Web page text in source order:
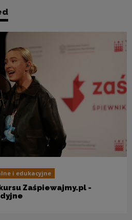
i edukacyjne
Zaśpiewajmy.pl -